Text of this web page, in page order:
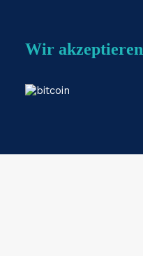
Wir akzeptieren